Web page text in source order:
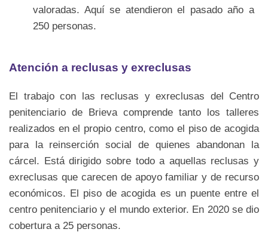
valoradas. Aquí se atendieron el pasado año a
250 personas.
Atención a reclusas y exreclusas
El trabajo con las reclusas y exreclusas del Centro
penitenciario de Brieva comprende tanto los talleres
realizados en el propio centro, como el piso de acogida
para la reinserción social de quienes abandonan la
cárcel. Está dirigido sobre todo a aquellas reclusas y
exreclusas que carecen de apoyo familiar y de recurso
económicos. El piso de acogida es un puente entre el
centro penitenciario y el mundo exterior. En 2020 se dio
cobertura a 25 personas.